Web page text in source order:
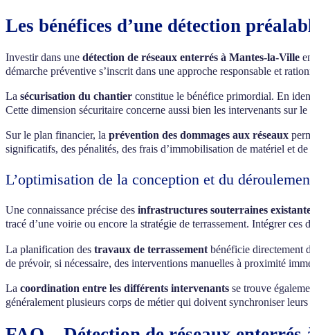
Les bénéfices d’une détection
Investir dans une détection de réseaux enterrés à Mantes-la-Ville
démarche préventive s’inscrit dans une approche responsable et
La sécurisation du chantier constitue le bénéfice primordial. En
Cette dimension sécuritaire concerne aussi bien les intervenants sur
Sur le plan financier, la prévention des dommages aux réseaux
significatifs, des pénalités, des frais d’immobilisation de matériel et
L’optimisation de la conception et du
Une connaissance précise des infrastructures souterraines
tracé d’une voirie ou encore la stratégie de terrassement. Intégrer
La planification des travaux de terrassement bénéficie directement
de prévoir, si nécessaire, des interventions manuelles à proximité
La coordination entre les différents intervenants se trouve
généralement plusieurs corps de métier qui doivent synchroniser